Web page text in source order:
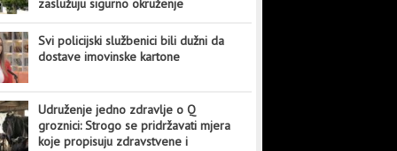
zaslužuju sigurno okruženje
Svi policijski službenici bili dužni da
dostave imovinske kartone
Udruženje jedno zdravlje o Q
groznici: Strogo se pridržavati mjera
koje propisuju zdravstvene i